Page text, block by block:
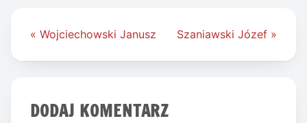
Nawigacja
« Wojciechowski Janusz Szaniawski Józef »
DODAJ KOMENTARZ